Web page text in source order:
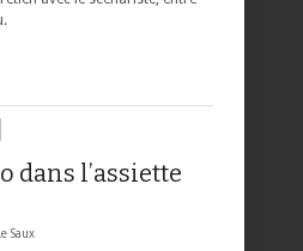
dans l’assiette
Saux